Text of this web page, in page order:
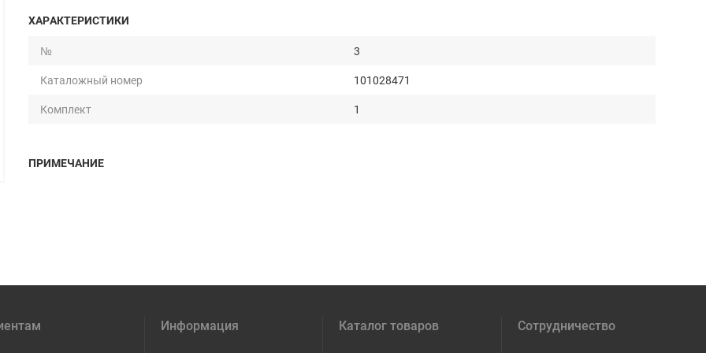
ХАРАКТЕРИСТИКИ
№
3
Каталожный номер
101028471
Комплект
1
ПРИМЕЧАНИЕ
Информация Каталог товаров Сотрудничество